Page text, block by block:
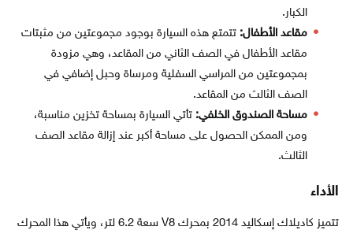
الكبار.
مقاعد الأطفال: تتمتع هذه السيارة بوجود مجموعتين من مثبتات
مقاعد الأطفال في الصف الثاني من المقاعد، وهي مزودة
بمجموعتين من المراسي السفلية ومرساة وحبل إضافي في
الصف الثالث من المقاعد.
مساحة الصندوق الخلفي: تأتي السيارة بمساحة تخزين مناسبة،
ومن الممكن الحصول على مساحة أكبر عند إزالة مقاعد الصف
الثالث.
الأداء
تتميز كاديلاك إسكاليد 2014 بمحرك V8 سعة 6.2 لتر، ويأتي هذا المحرك